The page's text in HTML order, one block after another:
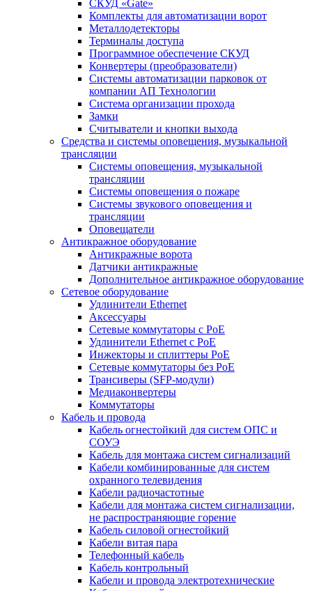
СКУД «Gate»
Комплекты для автоматизации ворот
Металлодетекторы
Терминалы доступа
Программное обеспечение СКУД
Конвертеры (преобразователи)
Системы автоматизации парковок от
компании АП Технологии
Система организации прохода
Замки
Считыватели и кнопки выхода
Средства и системы оповещения, музыкальной
трансляции
Системы оповещения, музыкальной
трансляции
Системы оповещения о пожаре
Системы звукового оповещения и
трансляции
Оповещатели
Антикражное оборудование
Антикражные ворота
Датчики антикражные
Дополнительное антикражное оборудование
Сетевое оборудование
Удлинители Ethernet
Аксессуары
Сетевые коммутаторы с РоЕ
Удлинители Ethernet с PoE
Инжекторы и сплиттеры РоЕ
Сетевые коммутаторы без РоЕ
Трансиверы (SFP-модули)
Медиаконвертеры
Коммутаторы
Кабель и провода
Кабель огнестойкий для систем ОПС и
СОУЭ
Кабель для монтажа систем сигнализаций
Кабели комбинированные для систем
охранного телевидения
Кабели радиочастотные
Кабели для монтажа систем сигнализации,
не распространяющие горение
Кабель силовой огнестойкий
Кабели витая пара
Телефонный кабель
Кабель контрольный
Кабели и провода электротехнические